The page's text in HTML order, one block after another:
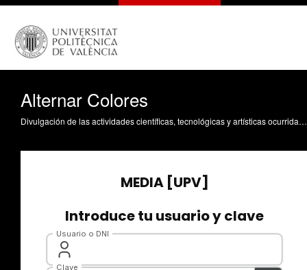
Alternar Colores
Divulgación de las actividades científicas, tecnológicas y artísticas ocurridas en los tres campus de la UPV